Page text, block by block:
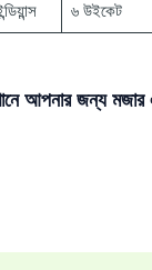
৬ উইকেট
আপনার জন্য মজার